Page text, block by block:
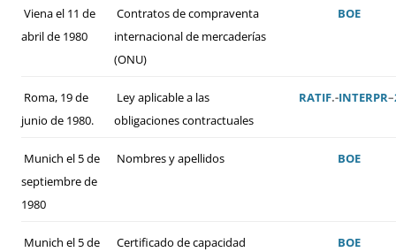
Viena el 11 de
abril de 1980
Contratos de compraventa
internacional de mercaderías
(ONU)
BOE
Roma, 19 de
junio de 1980.
Ley aplicable a las
obligaciones contractuales
RATIF.-INTERPR–
Munich el 5 de
septiembre de
1980
Nombres y apellidos BOE
Munich el 5 de
Certificado de capacidad
BOE